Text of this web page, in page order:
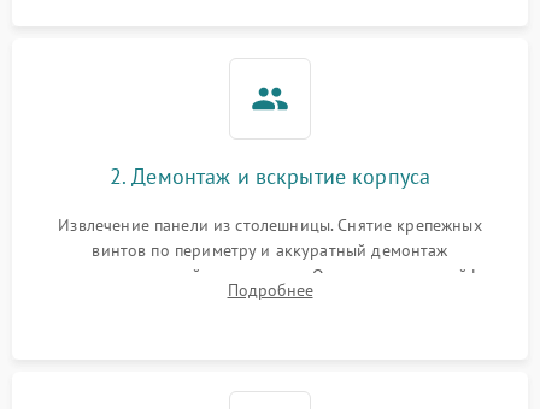
2. Демонтаж и вскрытие корпуса
Извлечение панели из столешницы. Снятие крепежных
винтов по периметру и аккуратный демонтаж
стеклокерамической поверхности. Отсоединение шлейфов
сенсорного блока для доступа к силовым платам, катушкам
Подробнее